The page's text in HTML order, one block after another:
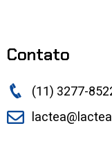
Contato
(11) 3277-